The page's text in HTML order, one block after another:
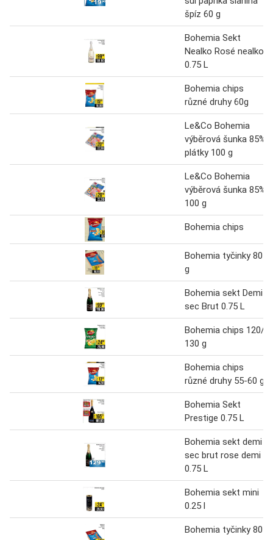
špíz 60 g
Bohemia Sekt
Nealko Rosé nealko
0.75 L
Bohemia chips
různé druhy 60g
Le&Co Bohemia
výběrová šunka 85%
plátky 100 g
Le&Co Bohemia
výběrová šunka 85%
100 g
Bohemia chips
Bohemia tyčinky 80
g
Bohemia sekt Demi
sec Brut 0.75 L
Bohemia chips 120/
130 g
Bohemia chips
různé druhy 55-60 g
Bohemia Sekt
Prestige 0.75 L
Bohemia sekt demi
sec brut rose demi
0.75 L
Bohemia sekt mini
0.25 l
Bohemia tyčinky 80